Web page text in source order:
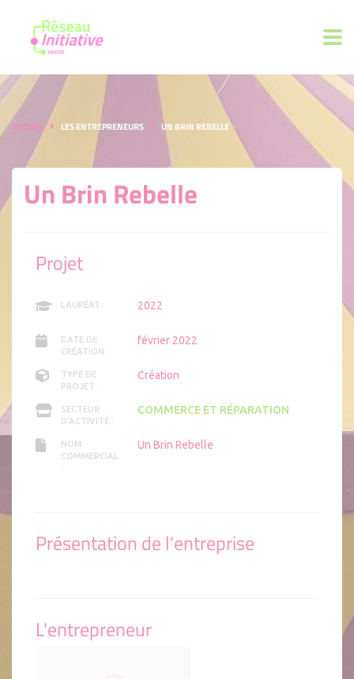
ACCUEIL LES ENTREPRENEURS UN BRIN REBELLE
Un Brin Rebelle
Projet
LAURÉAT : 2022
DATE DE
CRÉATION :
février 2022
TYPE DE
PROJET :
Création
SECTEUR
D'ACTIVITÉ :
COMMERCE ET RÉPARATION
NOM
COMMERCIAL
:
Un Brin Rebelle
Présentation de l'entreprise
L'entrepreneur